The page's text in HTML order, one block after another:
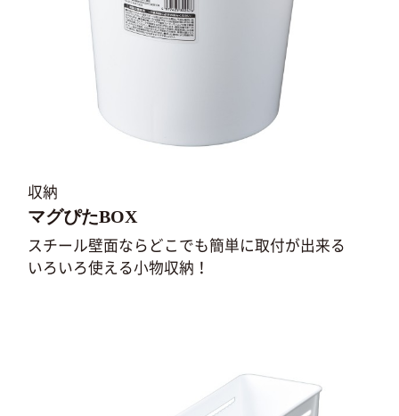
収納
マグぴたBOX
スチール壁面ならどこでも簡単に取付が出来る
いろいろ使える小物収納！